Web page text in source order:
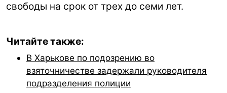
свободы на срок от трех до семи лет.
Читайте также:
В Харькове по подозрению во
взяточничестве задержали руководителя
подразделения полиции